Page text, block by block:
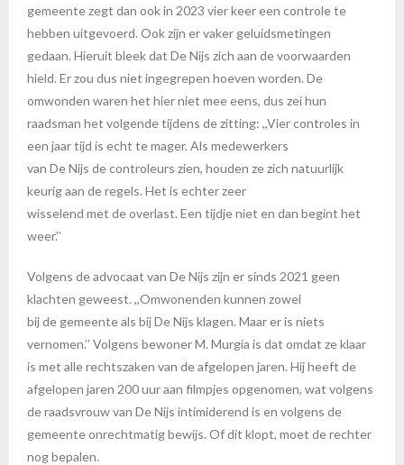
gemeente zegt dan ook in 2023 vier keer een controle te
hebben uitgevoerd. Ook zijn er vaker geluidsmetingen
gedaan. Hieruit bleek dat De Nijs zich aan de voorwaarden
hield. Er zou dus niet ingegrepen hoeven worden. De
omwonden waren het hier niet mee eens, dus zei hun
raadsman het volgende tijdens de zitting: ,,Vier controles in
een jaar tijd is echt te mager. Als medewerkers
van De Nijs de controleurs zien, houden ze zich natuurlijk
keurig aan de regels. Het is echter zeer
wisselend met de overlast. Een tijdje niet en dan begint het
weer.’’
Volgens de advocaat van De Nijs zijn er sinds 2021 geen
klachten geweest. ,,Omwonenden kunnen zowel
bij de gemeente als bij De Nijs klagen. Maar er is niets
vernomen.’’ Volgens bewoner M. Murgia is dat omdat ze klaar
is met alle rechtszaken van de afgelopen jaren. Hij heeft de
afgelopen jaren 200 uur aan filmpjes opgenomen, wat volgens
de raadsvrouw van De Nijs intimiderend is en volgens de
gemeente onrechtmatig bewijs. Of dit klopt, moet de rechter
nog bepalen.